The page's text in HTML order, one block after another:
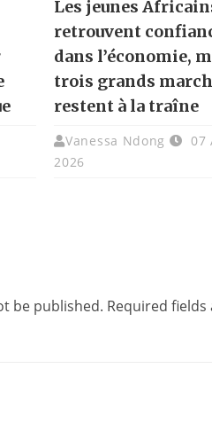
Les jeunes
retrouvent
dans l’économie,
trois grands
restent à la traîne
Vanessa Ndong
07
2026
be published. Required fields